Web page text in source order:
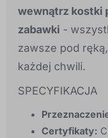
wewnątrz kostki
zabawki -
zawsze pod
każdej chwili.
SPECYFIKACJA
Certyfikaty: